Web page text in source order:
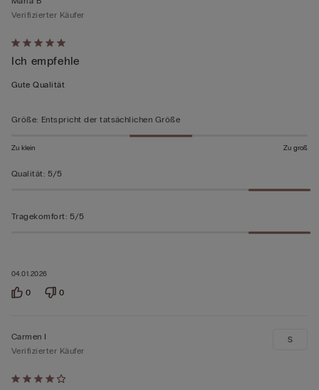
Mit
5
von
bewertet
04.01.2026
Verifizierter Käufer
Ich empfehle
Gute Qualität
Größe: Entspricht der tatsächlichen Größe
Zu klein Zu groß
Qualität: 5/5
Tragekomfort: 5/5
0 0
Mit
Carmen I
Verifizierter Käufer
S